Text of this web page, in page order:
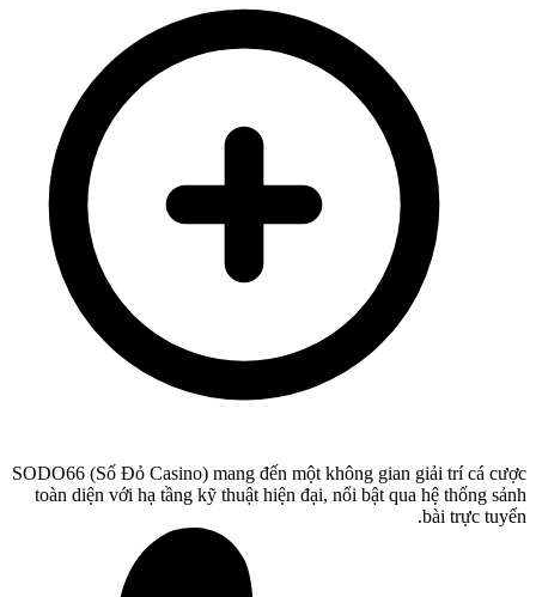
SODO66 (Số Đỏ Casino) mang đến một không gian giải trí cá cược
toàn diện với hạ tầng kỹ thuật hiện đại, nổi bật qua hệ thống sảnh
bài trực tuyến.